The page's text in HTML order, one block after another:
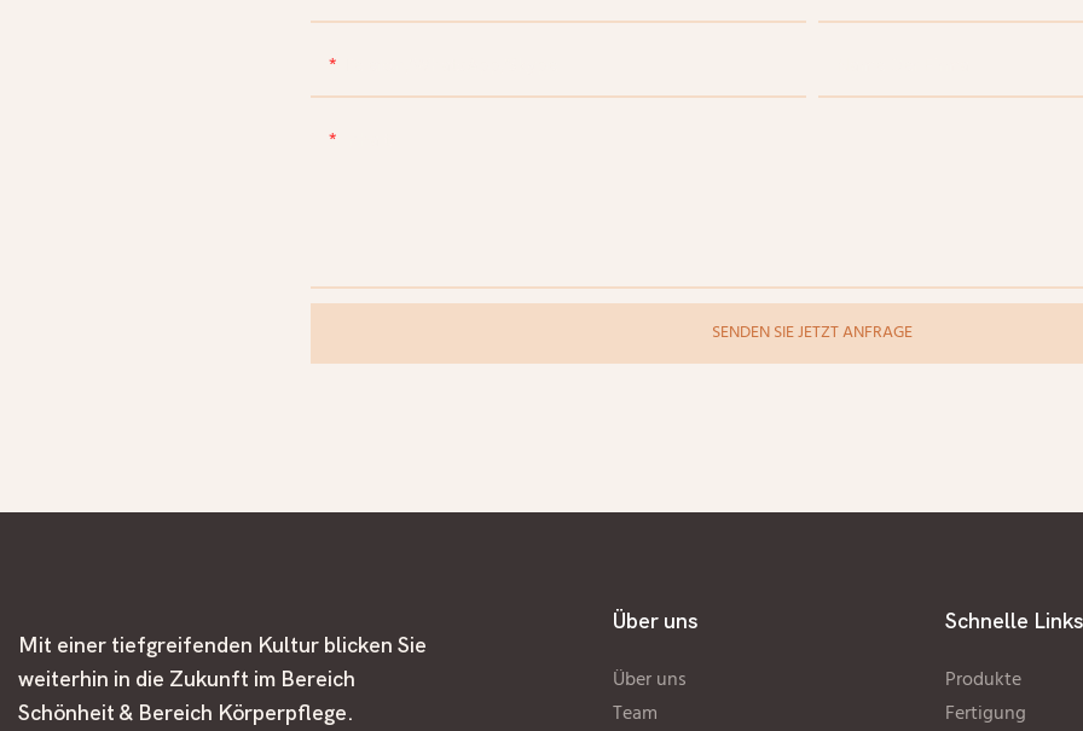
SENDEN SIE JETZT ANFRAGE
Mit einer tiefgreifenden Kultur blicken Sie
weiterhin in die Zukunft im Bereich
Schönheit & Bereich Körperpflege.
Über uns
Über uns
Team
Schnelle Links
Produkte
Fertigung